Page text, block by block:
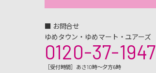
■ お問合せ
ゆめタウン・ゆめマート・ユアーズ
0120-37-1947
［受付時間］あさ10時～夕方6時